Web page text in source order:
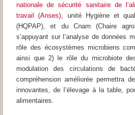
nationale de sécurité sanitaire de
travail (Anses) , unité Hygiène et
(HQPAP), et du Cnam (Chaire
s’appuyant sur l’analyse de données
rôle des écosystèmes microbiens
ainsi que 2) le rôle du microbiote
modulation des circulations de
compréhension améliorée permettra
innovantes, de l’élevage à la table,
alimentaires.